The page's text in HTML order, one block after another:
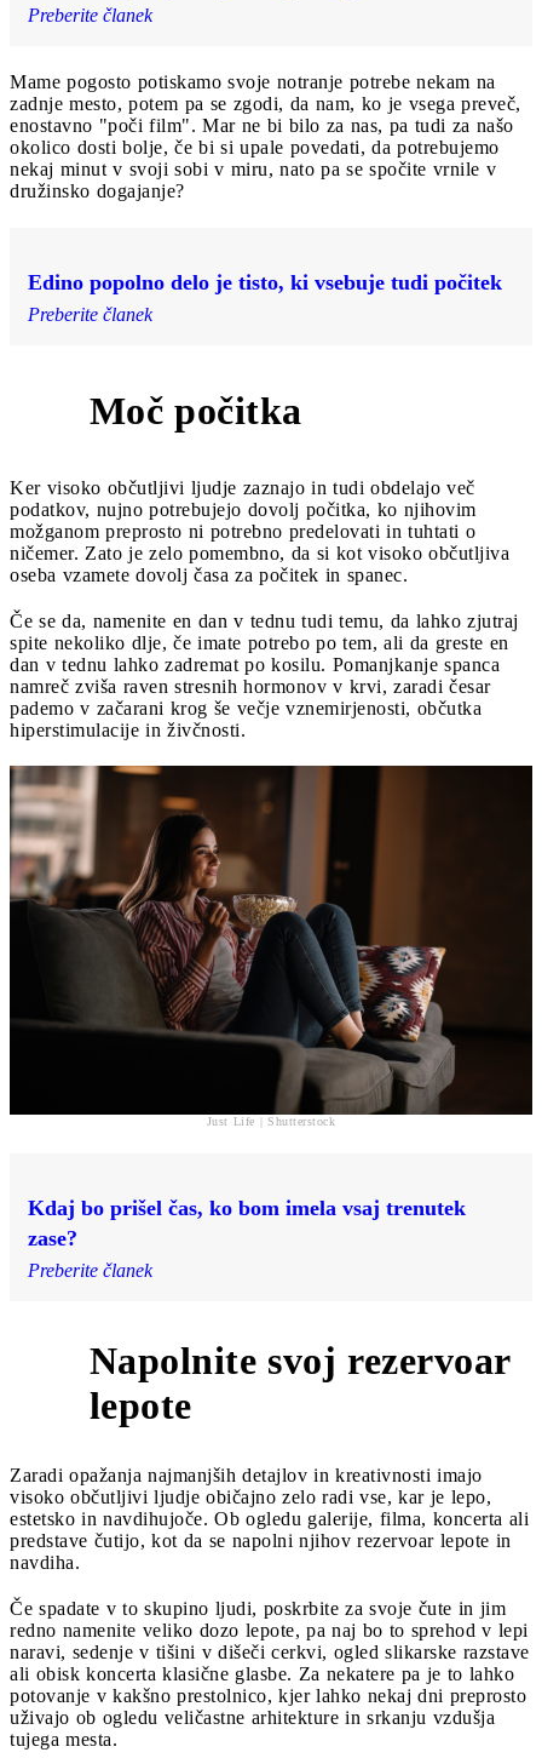
Preberite članek
Mame pogosto potiskamo svoje notranje potrebe nekam na
zadnje mesto, potem pa se zgodi, da nam, ko je vsega preveč,
enostavno "poči film". Mar ne bi bilo za nas, pa tudi za našo
okolico dosti bolje, če bi si upale povedati, da potrebujemo
nekaj minut v svoji sobi v miru, nato pa se spočite vrnile v
družinsko dogajanje?
Edino popolno delo je tisto, ki vsebuje tudi počitek
Preberite članek
Moč počitka
Ker visoko občutljivi ljudje zaznajo in tudi obdelajo več
podatkov, nujno potrebujejo dovolj počitka, ko njihovim
možganom preprosto ni potrebno predelovati in tuhtati o
ničemer. Zato je zelo pomembno, da si kot visoko občutljiva
oseba vzamete dovolj časa za počitek in spanec.
Če se da, namenite en dan v tednu tudi temu, da lahko zjutraj
spite nekoliko dlje, če imate potrebo po tem, ali da greste en
dan v tednu lahko zadremat po kosilu. Pomanjkanje spanca
namreč zviša raven stresnih hormonov v krvi, zaradi česar
pademo v začarani krog še večje vznemirjenosti, občutka
hiperstimulacije in živčnosti.
Just Life | Shutterstock
Kdaj bo prišel čas, ko bom imela vsaj trenutek
zase?
Preberite članek
Napolnite svoj rezervoar
lepote
Zaradi opažanja najmanjših detajlov in kreativnosti imajo
visoko občutljivi ljudje običajno zelo radi vse, kar je lepo,
estetsko in navdihujoče. Ob ogledu galerije, filma, koncerta ali
predstave čutijo, kot da se napolni njihov rezervoar lepote in
navdiha.
Če spadate v to skupino ljudi, poskrbite za svoje čute in jim
redno namenite veliko dozo lepote, pa naj bo to sprehod v lepi
naravi, sedenje v tišini v dišeči cerkvi, ogled slikarske razstave
ali obisk koncerta klasične glasbe. Za nekatere pa je to lahko
potovanje v kakšno prestolnico, kjer lahko nekaj dni preprosto
uživajo ob ogledu veličastne arhitekture in srkanju vzdušja
tujega mesta.